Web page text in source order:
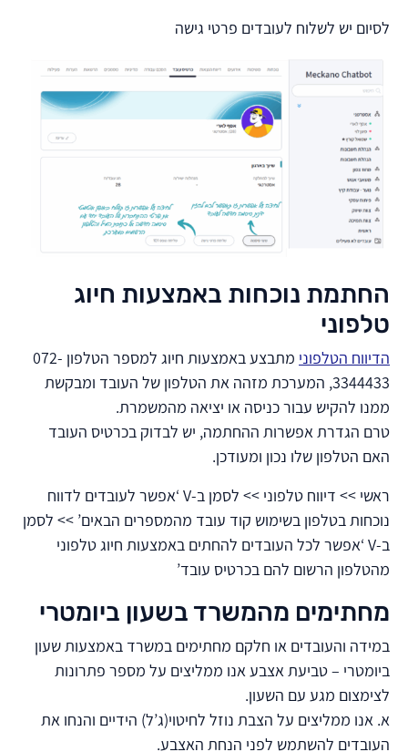
לסיום יש לשלוח לעובדים פרטי גישה
החתמת נוכחות באמצעות חיוג
טלפוני
הדיווח הטלפוני
מתבצע באמצעות חיוג למספר הטלפון 072-
3344433, המערכת מזהה את הטלפון של העובד ומבקשת
ממנו להקיש עבור כניסה או יציאה מהמשמרת.
טרם הגדרת אפשרות ההחתמה, יש לבדוק בכרטיס העובד
האם הטלפון שלו נכון ומעודכן.
ראשי >> דיווח טלפוני >> לסמן ב-V ‘אפשר לעובדים לדווח
נוכחות בטלפון בשימוש קוד עובד מהמספרים הבאים’ >> לסמן
ב-V ‘אפשר לכל העובדים להחתים באמצעות חיוג טלפוני
מהטלפון הרשום להם בכרטיס עובד’
מחתימים מהמשרד בשעון ביומטרי
במידה והעובדים או חלקם מחתימים במשרד באמצעות שעון
ביומטרי – טביעת אצבע אנו ממליצים על מספר פתרונות
לצימצום מגע עם השעון.
א. אנו ממליצים על הצבת נוזל לחיטוי(ג’ל) הידיים והנחו את
העובדים להשתמש לפני הנחת האצבע.